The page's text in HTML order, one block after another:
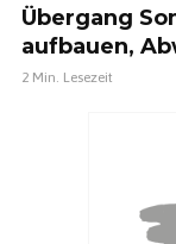
Übergang
aufbauen,
2 Min. Lesezeit